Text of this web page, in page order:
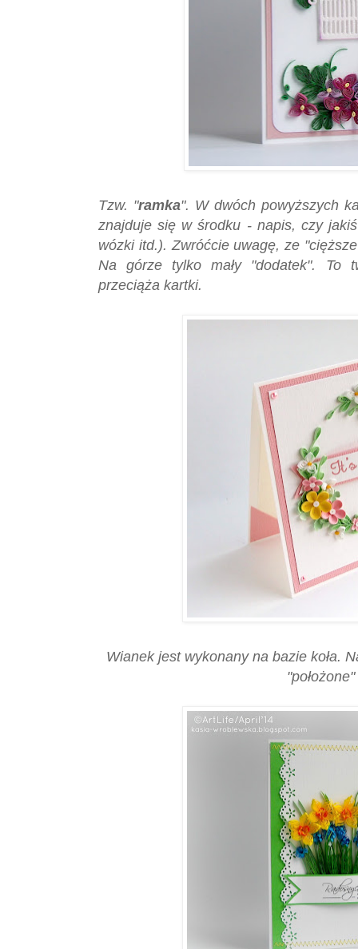
Tzw. "ramka". W dwóch powyższych
znajduje się w środku - napis, czy
wózki itd.). Zwróćcie uwagę, ze
Na górze tylko mały "dodatek". To
przeciąża kartki.
Wianek jest wykonany na bazie koła.